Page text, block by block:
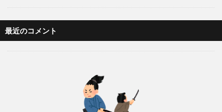
最近のコメント